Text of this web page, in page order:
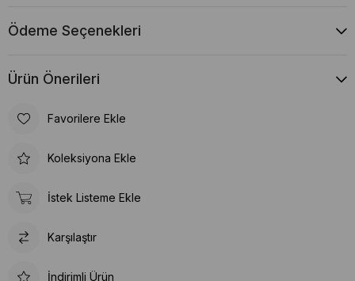
Ödeme Seçenekleri
Ürün Önerileri
Favorilere Ekle
Koleksiyona Ekle
İstek Listeme Ekle
Karşılaştır
İndirimli Ürün